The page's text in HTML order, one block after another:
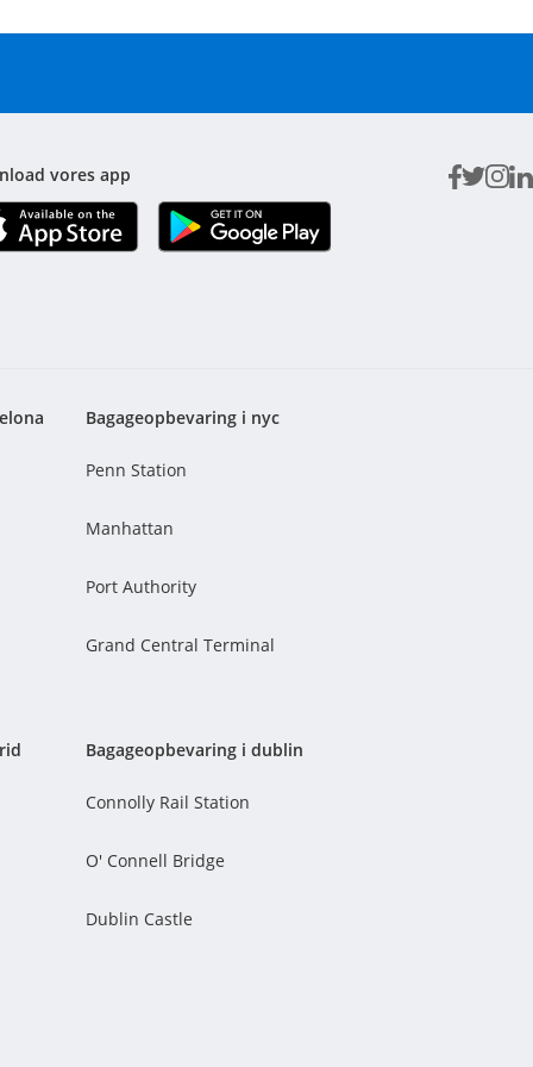
vores app
Bagageopbevaring i nyc
Penn Station
Manhattan
Port Authority
Grand Central Terminal
Bagageopbevaring i dublin
Connolly Rail Station
O' Connell Bridge
Dublin Castle